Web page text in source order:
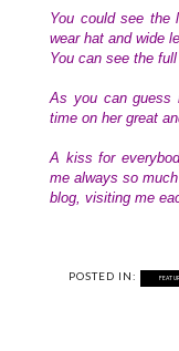
You could see the
wear hat andwide
You can see the
As you can guess
time on her great
A kiss for
mealwaysso
blog, visiting me
POSTED IN: